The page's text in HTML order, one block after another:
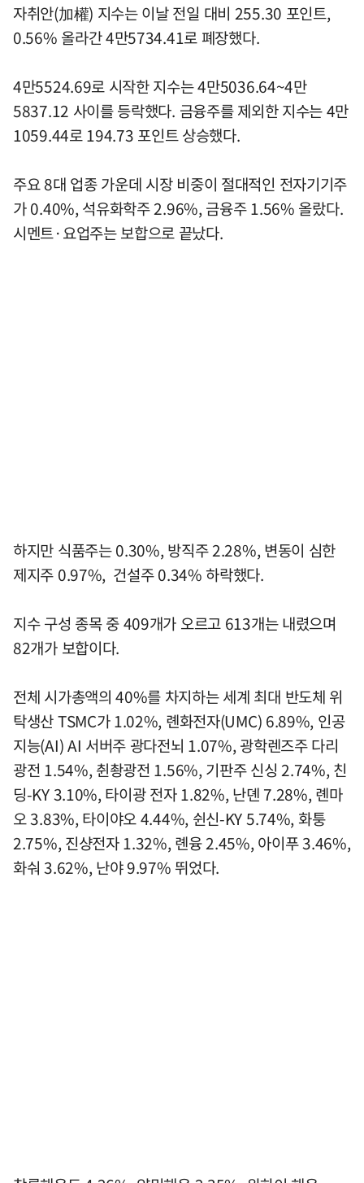
자취안(加權) 지수는 이날 전일 대비 255.30 포인트,
0.56% 올라간 4만5734.41로 폐장했다.
4만5524.69로 시작한 지수는 4만5036.64~4만
5837.12 사이를 등락했다. 금융주를 제외한 지수는 4만
1059.44로 194.73 포인트 상승했다.
주요 8대 업종 가운데 시장 비중이 절대적인 전자기기주
가 0.40%, 석유화학주 2.96%, 금융주 1.56% 올랐다.
시멘트·요업주는 보합으로 끝났다.
하지만 식품주는 0.30%, 방직주 2.28%, 변동이 심한
제지주 0.97%, 건설주 0.34% 하락했다.
지수 구성 종목 중 409개가 오르고 613개는 내렸으며
82개가 보합이다.
전체 시가총액의 40%를 차지하는 세계 최대 반도체 위
탁생산 TSMC가 1.02%, 롄화전자(UMC) 6.89%, 인공
지능(AI) AI 서버주 광다전뇌 1.07%, 광학렌즈주 다리
광전 1.54%, 췬촹광전 1.56%, 기판주 신싱 2.74%, 친
딩-KY 3.10%, 타이광 전자 1.82%, 난뎬 7.28%, 롄마
오 3.83%, 타이야오 4.44%, 쉰신-KY 5.74%, 화퉁
2.75%, 진샹전자 1.32%, 롄융 2.45%, 아이푸 3.46%,
화숴 3.62%, 난야 9.97% 뛰었다.